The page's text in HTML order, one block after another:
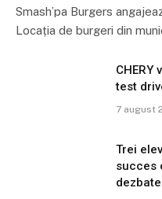
Smash’pa Burgers
Locația de burgeri din
CHERY
test
7 august
Trei
succes